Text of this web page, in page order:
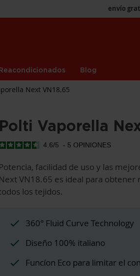
envío
Blog
Next VN18.65
Polti Vaporella
4.6/5 - 5 OPINIONES
Potencia, facilidad de uso y las
Next VN18.65 es ideal para
los tejidos.
360° Fluid Curve Technology
Diseño 100% italiano
Funcíon Eco para limitar el